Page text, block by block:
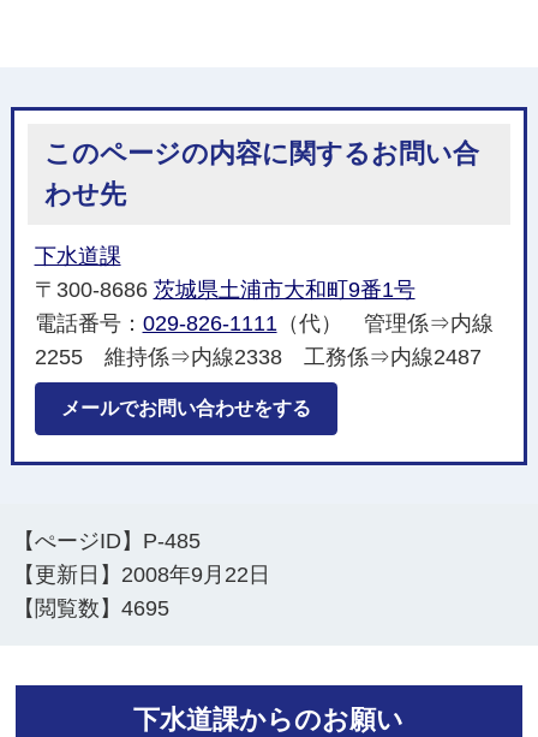
このページの内容に関するお問い合
わせ先
下水道課
〒300-8686 茨城県土浦市大和町9番1号
電話番号： 029-826-1111 （代） 管理係⇒内線
2255 維持係⇒内線2338 工務係⇒内線2487
メールでお問い合わせをする
【ぺージID】 P-485
【更新日】 2008年9月22日
【閲覧数】4695
下水道課からのお願い